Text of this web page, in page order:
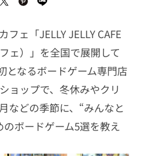
ェ「JELLY JELLY CAFE
ェ）」を全国で展開して
となるボードゲーム専門店
ョップで、冬休みやクリ
などの季節に、“みんなと
ボードゲーム5選を教え